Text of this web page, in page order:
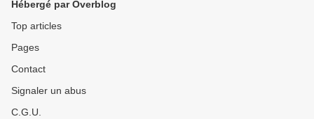
Hébergé par Overblog
Top articles
Pages
Contact
Signaler un abus
C.G.U.